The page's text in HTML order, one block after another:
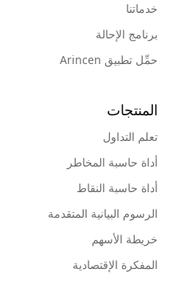
خدماتنا
برنامج الإحالة
حمِّل تطبيق Arincen
المنتجات
تعلم التداول
أداة حاسبة المخاطر
أداة حاسبة النقاط
الرسوم البيانية المتقدمة
خريطة الأسهم
المفكرة الإقتصادية